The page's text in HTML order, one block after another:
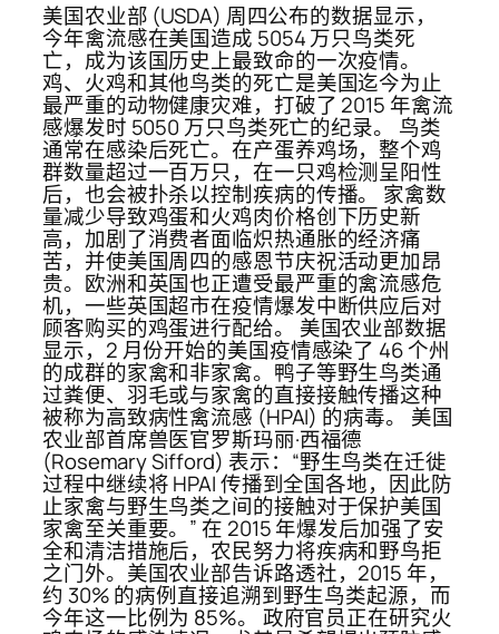
美国农业部 (USDA) 周四公布的数据显示，
今年禽流感在美国造成 5054 万只鸟类死
亡，成为该国历史上最致命的一次疫情。
鸡、火鸡和其他鸟类的死亡是美国迄今为止
最严重的动物健康灾难，打破了 2015 年禽流
感爆发时 5050 万只鸟类死亡的纪录。 鸟类
通常在感染后死亡。在产蛋养鸡场，整个鸡
群数量超过一百万只，在一只鸡检测呈阳性
后，也会被扑杀以控制疾病的传播。 家禽数
量减少导致鸡蛋和火鸡肉价格创下历史新
高，加剧了消费者面临炽热通胀的经济痛
苦，并使美国周四的感恩节庆祝活动更加昂
贵。欧洲和英国也正遭受最严重的禽流感危
机，一些英国超市在疫情爆发中断供应后对
顾客购买的鸡蛋进行配给。 美国农业部数据
显示，2 月份开始的美国疫情感染了 46 个州
的成群的家禽和非家禽。鸭子等野生鸟类通
过粪便、羽毛或与家禽的直接接触传播这种
被称为高致病性禽流感 (HPAI) 的病毒。 美国
农业部首席兽医官罗斯玛丽·西福德
(Rosemary Sifford) 表示：“野生鸟类在迁徙
过程中继续将 HPAI 传播到全国各地，因此防
止家禽与野生鸟类之间的接触对于保护美国
家禽至关重要。” 在 2015 年爆发后加强了安
全和清洁措施后，农民努力将疾病和野鸟拒
之门外。美国农业部告诉路透社，2015 年，
约 30% 的病例直接追溯到野生鸟类起源，而
今年这一比例为 85%。 政府官员正在研究火